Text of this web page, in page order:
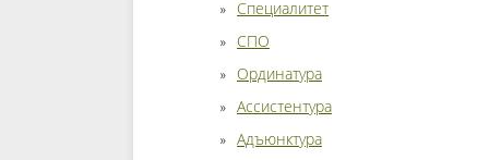
Специалитет
СПО
Ординатура
Ассистентура
Адъюнктура